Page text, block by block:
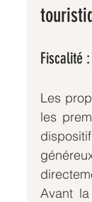
Fiscalité
Les
les
Avant